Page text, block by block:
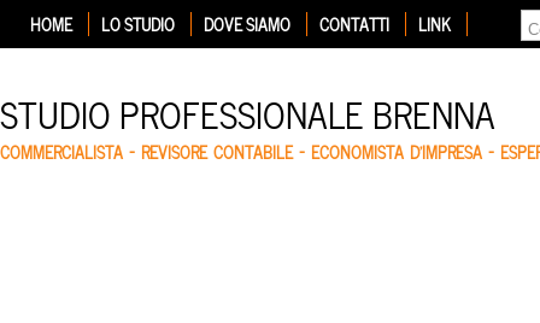
HOME LO STUDIO DOVE SIAMO CONTATTI LINK
STUDIO PROFESSIONALE BRENNA
COMMERCIALISTA – REVISORE CONTABILE – ECONOMISTA D'IMPRESA –